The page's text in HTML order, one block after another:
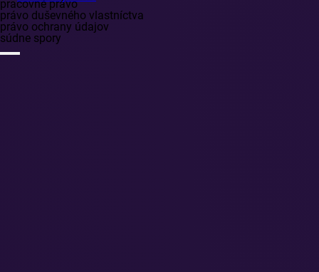
pracovné právo
právo duševného vlastníctva
právo ochrany údajov
súdne spory